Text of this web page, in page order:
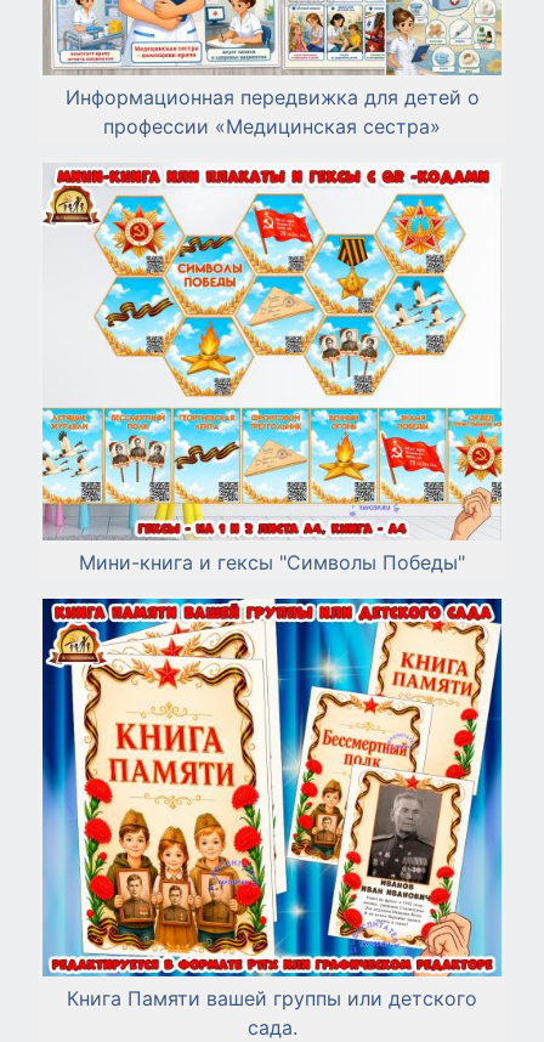
Информационная передвижка для детей о
профессии «Медицинская сестра»
Мини-книга и гексы "Символы Победы"
Книга Памяти вашей группы или детского
сада.